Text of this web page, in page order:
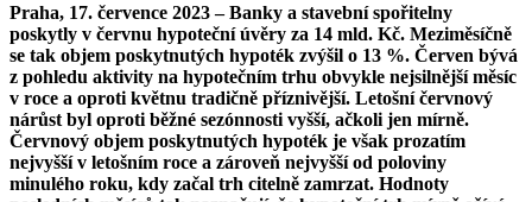
Praha, 17. července 2023 – Banky a stavební spořitelny
poskytly v červnu hypoteční úvěry za 14 mld. Kč. Meziměsíčně
se tak objem poskytnutých hypoték zvýšil o 13 %. Červen bývá
z pohledu aktivity na hypotečním trhu obvykle nejsilnější měsíc
v roce a oproti květnu tradičně příznivější. Letošní červnový
nárůst byl oproti běžné sezónnosti vyšší, ačkoli jen mírně.
Červnový objem poskytnutých hypoték je však prozatím
nejvyšší v letošním roce a zároveň nejvyšší od poloviny
minulého roku, kdy začal trh citelně zamrzat. Hodnoty